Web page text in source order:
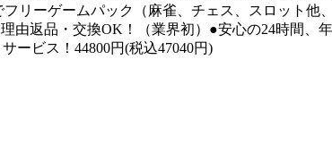
リーゲームパック（麻雀、チェス、スロット他
返品・交換OK！（業界初）●安心の24時間、
ービス！44800円(税込47040円)